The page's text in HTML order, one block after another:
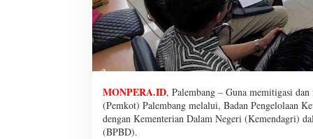
MONPERA.ID, Palembang – Guna memitigasi
(Pemkot) Palembang melalui, Badan Pengelolaan
dengan Kementerian Dalam Negeri (Kemendagri)
(BPBD).